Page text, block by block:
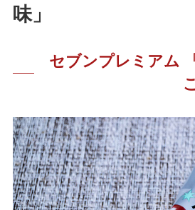
味」
セブンプレミアム